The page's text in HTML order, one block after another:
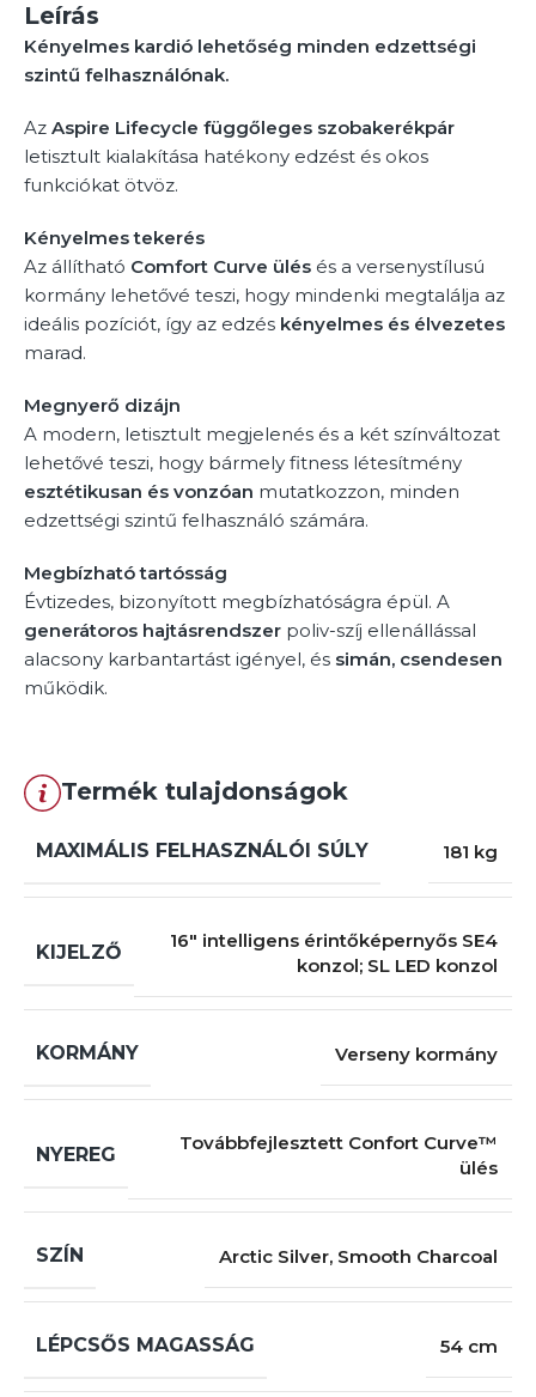
Leírás
Kényelmes kardió lehetőség minden edzettségi
szintű felhasználónak.
Az Aspire Lifecycle függőleges szobakerékpár
letisztult kialakítása hatékony edzést és okos
funkciókat ötvöz.
Kényelmes tekerés
Az állítható Comfort Curve ülés és a versenystílusú
kormány lehetővé teszi, hogy mindenki megtalálja az
ideális pozíciót, így az edzés kényelmes és élvezetes
marad.
Megnyerő dizájn
A modern, letisztult megjelenés és a két színváltozat
lehetővé teszi, hogy bármely fitness létesítmény
esztétikusan és vonzóan mutatkozzon, minden
edzettségi szintű felhasználó számára.
Megbízható tartósság
Évtizedes, bizonyított megbízhatóságra épül. A
generátoros hajtásrendszer poliv-szíj ellenállással
alacsony karbantartást igényel, és simán, csendesen
működik.
Termék tulajdonságok
MAXIMÁLIS FELHASZNÁLÓI SÚLY 181 kg
KIJELZŐ
16″ intelligens érintőképernyős SE4
konzol; SL LED konzol
KORMÁNY Verseny kormány
NYEREG
Továbbfejlesztett Confort Curve™
ülés
SZÍN Arctic Silver, Smooth Charcoal
LÉPCSŐS MAGASSÁG 54 cm